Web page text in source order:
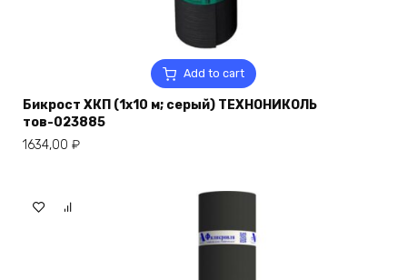
Add to cart
Бикрост ХКП (1х10 м; серый) ТЕХНОНИКОЛЬ
тов-023885
1634,00 ₽